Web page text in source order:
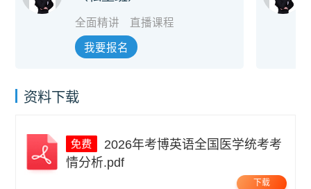
全面精讲 直播课程
我要报名
资料下载
情分析.pdf
下载